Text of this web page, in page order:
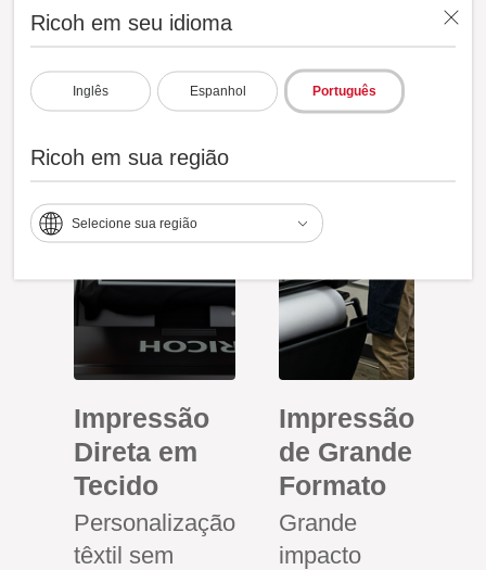
Ricoh em seu idioma
Inglês Espanhol Português
Ricoh em sua região
Selecione sua região
Impressão
Direta em
Tecido
Personalização
têxtil sem
Impressão
de Grande
Formato
Grande
impacto